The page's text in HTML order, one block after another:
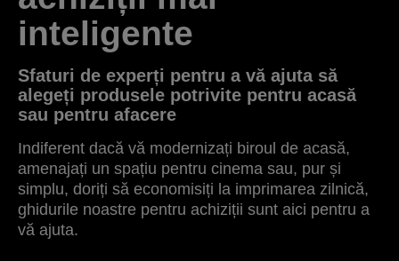
inteligente
Sfaturi de experți pentru a vă ajuta să
alegeți produsele potrivite pentru acasă
sau pentru afacere
Indiferent dacă vă modernizați biroul de acasă,
amenajați un spațiu pentru cinema sau, pur și
simplu, doriți să economisiți la imprimarea zilnică,
ghidurile noastre pentru achiziții sunt aici pentru a
vă ajuta.